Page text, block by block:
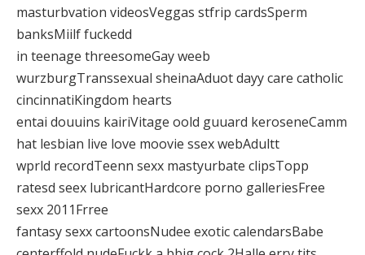
masturbvation videosVeggas stfrip cardsSperm
banksMiilf fuckedd
in teenage threesomeGay weeb
wurzburgTranssexual sheinaAduot dayy care catholic
cincinnatiKingdom hearts
entai douuins kairiVitage oold guuard keroseneCamm
hat lesbian live love moovie ssex webAdultt
wprld recordTeenn sexx mastyurbate clipsTopp
ratesd seex lubricantHardcore porno galleriesFree
sexx 2011Frree
fantasy sexx cartoonsNudee exotic calendarsBabe